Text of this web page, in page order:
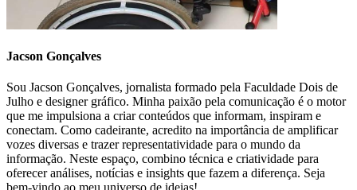
Jacson Gonçalves
Sou Jacson Gonçalves, jornalista formado pela Faculdade Dois de
Julho e designer gráfico. Minha paixão pela comunicação é o motor
que me impulsiona a criar conteúdos que informam, inspiram e
conectam. Como cadeirante, acredito na importância de amplificar
vozes diversas e trazer representatividade para o mundo da
informação. Neste espaço, combino técnica e criatividade para
oferecer análises, notícias e insights que fazem a diferença. Seja